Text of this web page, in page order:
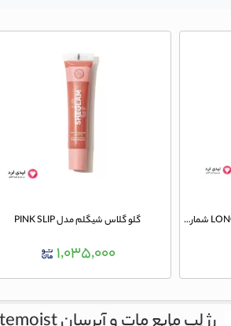
رژ لب مایع مات گلدن رز مدل LONG STAY شماره 22 گلو گلاس شیگلم مدل PINK SLIP
۱,۰۳۵,۰۰۰